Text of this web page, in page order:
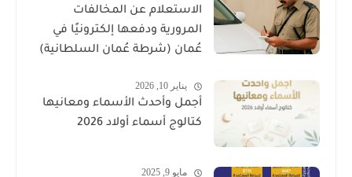
الاستعلام عن المخالفات
المرورية ودفعها إلكترونيًا في
عُمان (شرطة عُمان السلطانية)
يناير 10, 2026
أجمل وأحدث الأسماء ومعانيها
كتالوج أسماء أولاد 2026
مايو 9, 2025